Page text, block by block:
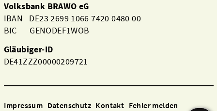
Volksbank BRAWO eG
IBAN DE23 2699 1066 7420 0480 00
BIC GENODEF1WOB
Gläubiger-ID
DE41ZZZ00000209721
Impressum Datenschutz Kontakt Fehler melden